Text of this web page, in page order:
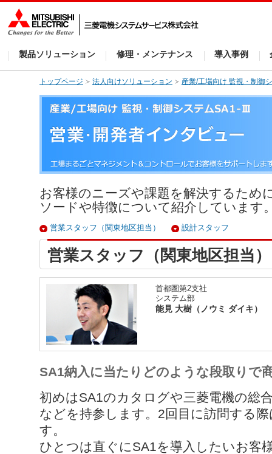
製品ソリューション 修理・メンテナンス 導入事例
トップページ 法人向けソリューション 産業/工場向け 監視・制御
お客様のニーズや課題を解決するため
ソードや特徴について紹介しています
営業スタッフ（関東地区担当） 設計スタッフ
営業スタッフ（関東地区担当）
首都圏第2支社
システム部
能見 大樹（ノウミ ダイキ）
SA1納入に当たりどのような段取りで
初めはSA1のカタログや三菱電機の総
などを持参します。2回目に訪問する
す。
ひとつは直ぐにSA1を導入したいお客